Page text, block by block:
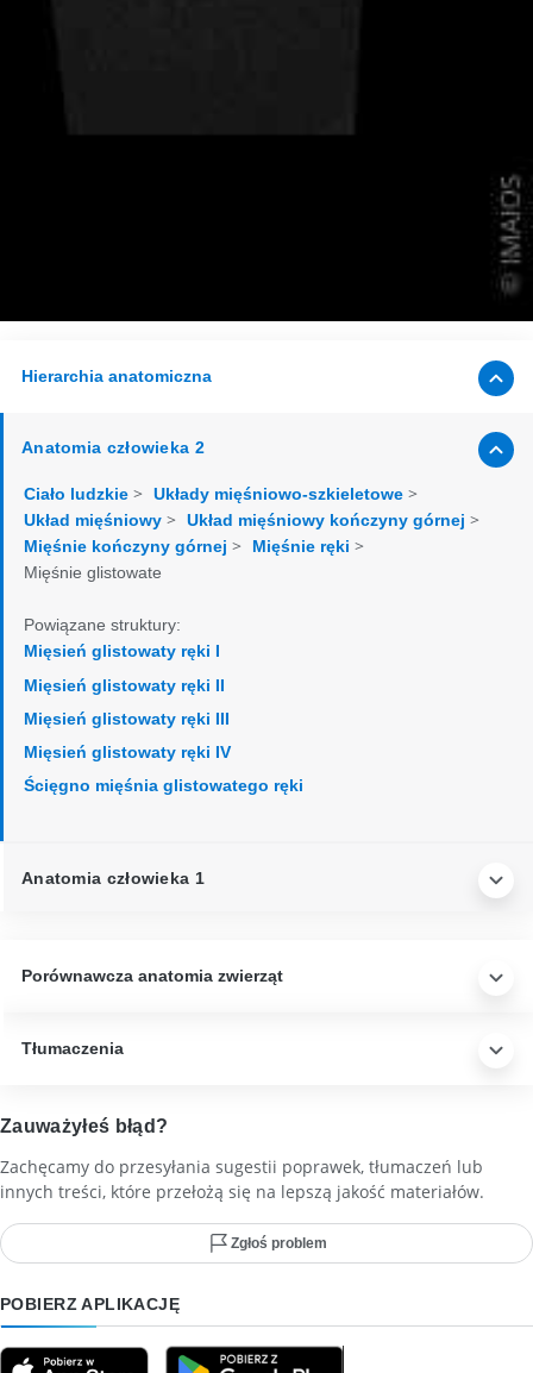
Hierarchia anatomiczna
Anatomia człowieka 2
Ciało ludzkie > Układy mięśniowo-szkieletowe >
Układ mięśniowy > Układ mięśniowy kończyny górnej >
Mięśnie kończyny górnej > Mięśnie ręki >
Mięśnie glistowate
Powiązane struktury:
Mięsień glistowaty ręki I
Mięsień glistowaty ręki II
Mięsień glistowaty ręki III
Mięsień glistowaty ręki IV
Ścięgno mięśnia glistowatego ręki
Anatomia człowieka 1
Porównawcza anatomia zwierząt
Tłumaczenia
Zauważyłeś błąd?
Zachęcamy do przesyłania sugestii poprawek, tłumaczeń lub
innych treści, które przełożą się na lepszą jakość materiałów.
Zgłoś problem
POBIERZ APLIKACJĘ